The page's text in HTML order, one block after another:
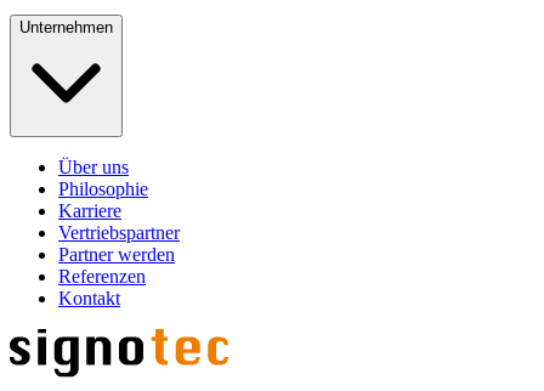
Unternehmen
Über uns
Philosophie
Karriere
Vertriebspartner
Partner werden
Referenzen
Kontakt